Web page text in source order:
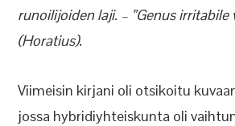
runoilijoiden laji. – ”Genus irritabile
(Horatius).
Viimeisin kirjani oli otsikoitu
jossa hybridiyhteiskunta oli